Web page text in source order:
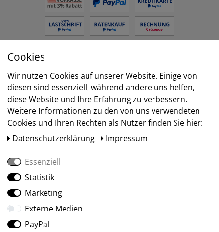
Versand
Social Media
Cookies
Wir nutzen Cookies auf unserer Website. Einige von
diesen sind essenziell, während andere uns helfen,
diese Website und Ihre Erfahrung zu verbessern.
Weitere Informationen zu den von uns verwendeten
Cookies und Ihren Rechten als Nutzer finden Sie hier:
Daten­schutz­erklärung
Impressum
Essenziell
Statistik
Marketing
Externe Medien
PayPal